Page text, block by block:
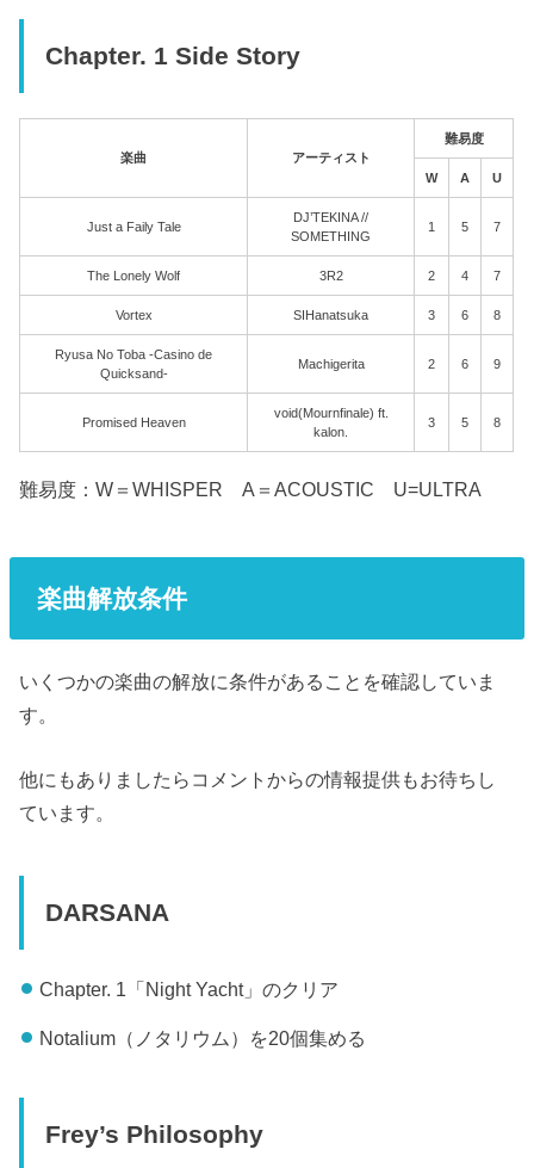
Chapter. 1 Side Story
楽曲 アーティスト
難易度
W A U
Just a Faily Tale
DJ’TEKINA //
SOMETHING
1 5 7
The Lonely Wolf 3R2 2 4 7
Vortex SIHanatsuka 3 6 8
Ryusa No Toba -Casino de
Quicksand-
Machigerita 2 6 9
Promised Heaven
void(Mournfinale) ft.
kalon.
3 5 8
難易度：W＝WHISPER A＝ACOUSTIC U=ULTRA
楽曲解放条件
いくつかの楽曲の解放に条件があることを確認していま
す。
他にもありましたらコメントからの情報提供もお待ちし
ています。
DARSANA
Chapter. 1「Night Yacht」のクリア
Notalium（ノタリウム）を20個集める
Frey’s Philosophy